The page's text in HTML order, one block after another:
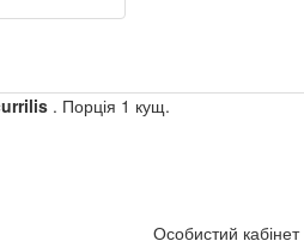
. Порція 1 кущ.
Особистий кабінет